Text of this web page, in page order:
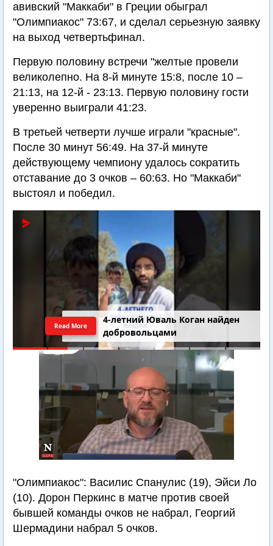
авивский "Маккаби" в Греции обыграл
"Олимпиакос" 73:67, и сделал серьезную заявку
на выход четвертьфинал.
Первую половину встречи "желтые провели
великолепно. На 8-й минуте 15:8, после 10 –
21:13, на 12-й - 23:13. Первую половину гости
уверенно выиграли 41:23.
В третьей четверти лучше играли "красные".
После 30 минут 56:49. На 37-й минуте
действующему чемпиону удалось сократить
отставание до 3 очков – 60:63. Но "Маккаби"
выстоял и победил.
4-летний Юваль Коган найден
добровольцами
Read More
"Олимпиакос": Василис Спанулис (19), Эйси Ло
(10). Дорон Перкинс в матче против своей
бывшей команды очков не набрал, Георгий
Шермадини набрал 5 очков.